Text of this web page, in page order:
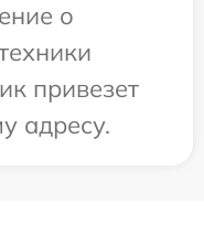
о
привезет
адресу.